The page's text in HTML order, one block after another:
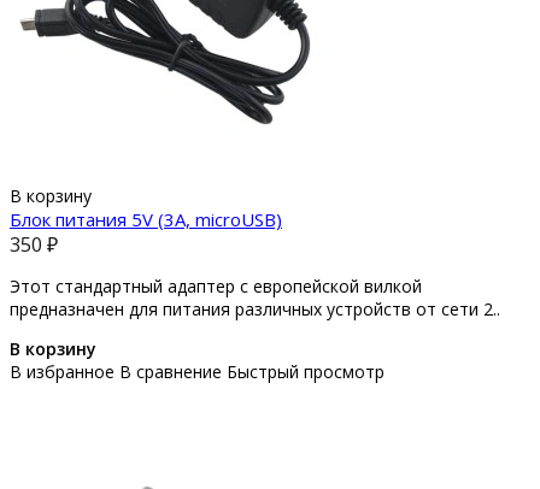
В корзину
Блок питания 5V (3A, microUSB)
350 ₽
Этот стандартный адаптер с европейской вилкой
предназначен для питания различных устройств от сети 2..
В корзину
В избранное В сравнение Быстрый просмотр